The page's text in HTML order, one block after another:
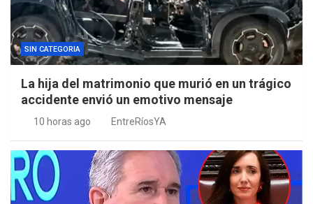
SIN CATEGORIA
La hija del matrimonio que murió en un trágico
accidente envió un emotivo mensaje
10 horas ago EntreRíosYA